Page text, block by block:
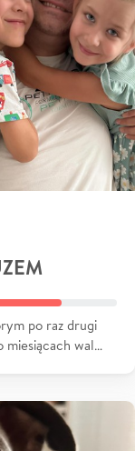
po raz drugi
miesiącach wal…